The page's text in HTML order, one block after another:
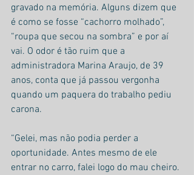
gravado na memória. Alguns dizem que
é como se fosse “cachorro molhado”,
“roupa que secou na sombra” e por aí
vai. O odor é tão ruim que a
administradora Marina Araujo, de 39
anos, conta que já passou vergonha
quando um paquera do trabalho pediu
carona.
“Gelei, mas não podia perder a
oportunidade. Antes mesmo de ele
entrar no carro, falei logo do mau cheiro.